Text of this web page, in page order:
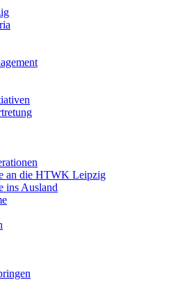
an die HTWK Leipzig
ins Ausland